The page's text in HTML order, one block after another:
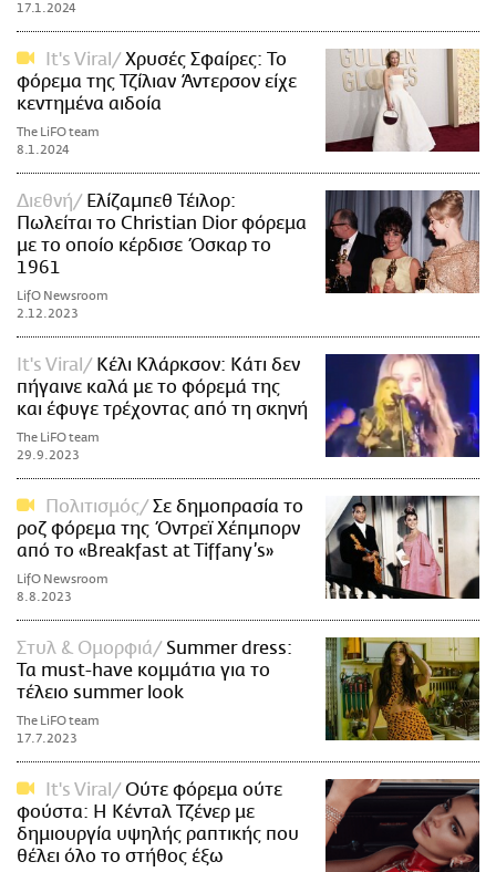
17.1.2024
It's Viral
Χρυσές Σφαίρες: Το
φόρεμα της Τζίλιαν Άντερσον είχε
κεντημένα αιδοία
The LiFO team
8.1.2024
Διεθνή
Ελίζαμπεθ Τέιλορ:
Πωλείται το Christian Dior φόρεμα
με το οποίο κέρδισε Όσκαρ το
1961
LifO Newsroom
2.12.2023
It's Viral
Κέλι Κλάρκσον: Κάτι δεν
πήγαινε καλά με το φόρεμά της
και έφυγε τρέχοντας από τη σκηνή
The LiFO team
29.9.2023
Πολιτισμός
Σε δημοπρασία το
ροζ φόρεμα της Όντρεϊ Χέπμπορν
από το «Breakfast at Tiffany’s»
LifO Newsroom
8.8.2023
Στυλ & Ομορφιά
Summer dress:
Τα must-have κομμάτια για το
τέλειο summer look
The LiFO team
17.7.2023
It's Viral
Ούτε φόρεμα ούτε
φούστα: Η Κένταλ Τζένερ με
δημιουργία υψηλής ραπτικής που
θέλει όλο το στήθος έξω